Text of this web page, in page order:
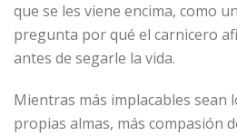
que se les viene encima, como
pregunta por qué el carnicero
antes de segarle la vida.
Mientras más implacables sean
propias almas, más compasión